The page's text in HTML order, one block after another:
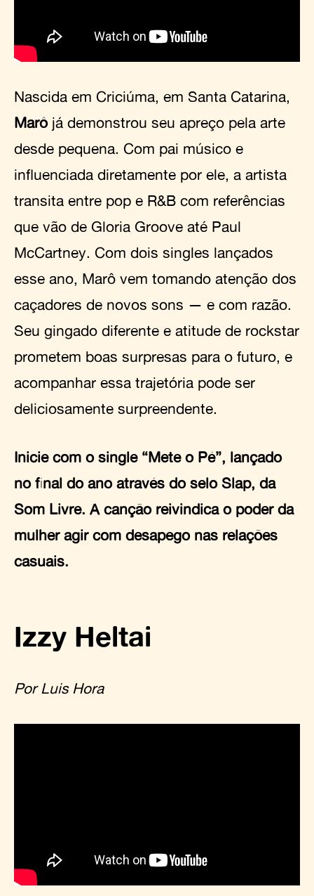
Nascida em Criciúma, em Santa Catarina,
Marôjá demonstrou seu apreço pela arte
desde pequena. Com pai músico e
influenciada diretamente por ele, a artista
transita entre pop e R&B com referências
que vão de Gloria Groove até Paul
McCartney. Com dois singles lançados
esse ano, Marô vem tomando atenção dos
caçadores de novos sons — e com razão.
Seu gingado diferente e atitude de rockstar
prometem boas surpresas para o futuro, e
acompanhar essa trajetória pode ser
deliciosamente surpreendente.
Inicie com o single “Mete o Pé”, lançado
no final do ano através do selo Slap, da
Som Livre. A canção reivindica o poder da
mulher agir com desapego nas relações
casuais.
Izzy Heltai
Por Luis Hora